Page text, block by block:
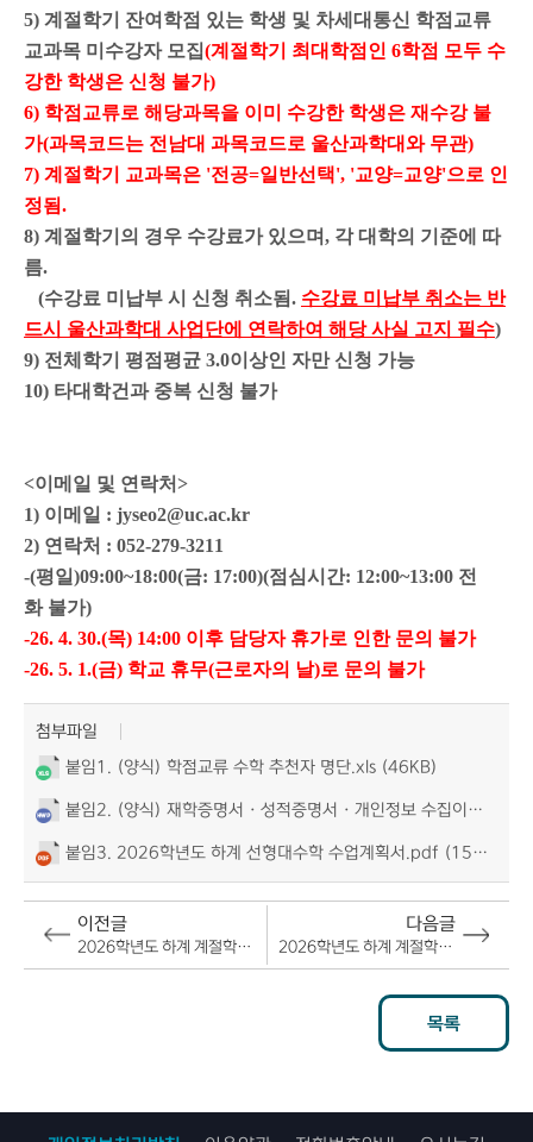
5) 계절학기 잔여학점 있는 학생 및 차세대통신 학점교류
교과목 미수강자 모집(계절학기 최대학점인 6학점 모두 수
강한 학생은 신청 불가)
6) 학점교류로 해당과목을 이미 수강한 학생은 재수강 불
가(과목코드는 전남대 과목코드로 울산과학대와 무관)
7) 계절학기 교과목은 '전공=일반선택', '교양=교양'으로 인
정됨.
8) 계절학기의 경우 수강료가 있으며, 각 대 학의 기 준에
따
름.
(수강료 미납부 시 신청 취소됨. 수강료 미납부 취소는 반
드시 울산과학대 사업단에 연락하여 해당 사실 고지 필수)
9) 전체학기 평점평균 3.0이상인 자만 신청 가능
10) 타대학건과 중복 신청 불가
<이메일 및 연락처>
1) 이메일 : jyseo2@uc.ac.kr
2) 연락처 : 052-279-3211
-(평일)09:00~18:00(금: 17:00)(점심시간: 12:00~13:00 전
화 불가)
-26. 4. 30.(목) 14:00 이후 담당자 휴가로 인한 문의 불가
-26. 5. 1.(금) 학교 휴무(근로자의 날)로 문의 불가
첨부파일
붙임1. (양식) 학점교류 수학 추천자 명단.xls (46KB)
붙임2. (양식) 재학증명서 · 성적증명서 · 개인정보 수집이용 동의서.hwp (823KB)
붙임3. 2026학년도 하계 선형대수학 수업계획서.pdf (157KB)
이전글
2026학년도 하계 계절학기 '한국항공대학교' 학점교류 신청안내(선착순 모집)/ 26. 5. 6.(수) 마감
다음글
2026학년도 하계 계절학기 '서울시립대학교' 학점교류 신청안내(선착순 모집)/ 26. 5. 14.(목) 마감
목록